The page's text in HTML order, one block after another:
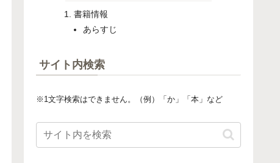
書籍情報
あらすじ
サイト内検索
※1文字検索はできません。（例）「か」「本」など